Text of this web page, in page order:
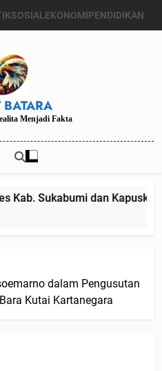
SOSIALEKONOMIPENDIDIKAN
BATARA
Menjadi Fakta
Kab. Sukabumi dan
dalam Pengusutan
Kutai Kartanegara